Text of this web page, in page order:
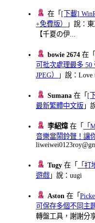
在「 [下載]
+免費版）
」說：
【千夏の伊...
bowie 2674 在「
可批次處理最多 50
JPEG）
」說：Love
Sumana 在「 [
最新繁體中文版 」
李紹煒在「
「
音樂當鬧鈴聲！讓
Tugy 在「
「
遊戲 」說：uugi
Aston 在「
可保存多個不同主
轉盤工具，謝謝分